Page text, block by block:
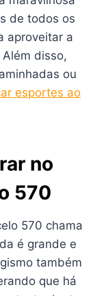
de todos os
aproveitar a
disso,
ou
esportes ao
no
570
570 chama
é grande e
também
que há